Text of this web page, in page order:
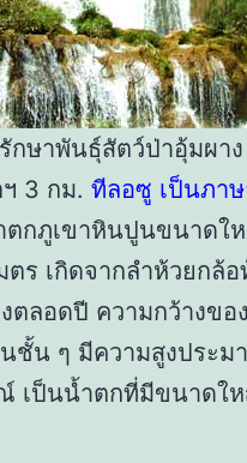
กษาพันธุ์สัตว์ป่าอุ้มผา
3 กม. ทีลอซู เป็นภาษ
กภูเขาหินปูนขนาดใ
ตร เกิดจากลำห้วยกล้
ตลอดปี ความกว้างข
ชั้น ๆ มีความสูงประ
เป็นน้ำตกที่มีขนาดใ